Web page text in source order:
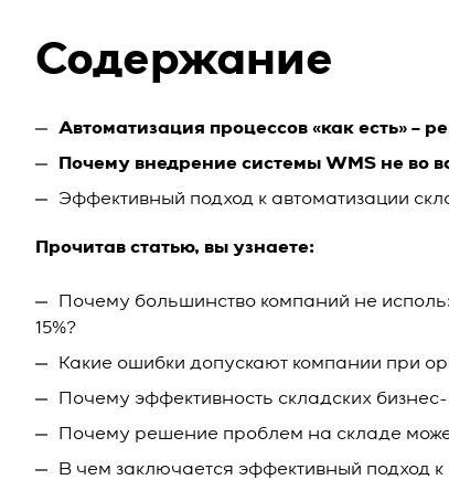
Содержание
Автоматизация процессов «как есть» –
Почему внедрение системы WMS не во
Эффективный подход к автоматизации
Прочитав статью, вы узнаете:
Почему большинство компаний не
15%?
Какие ошибки допускают компании при
Почему эффективность складских
Почему решение проблем на складе
В чем заключается эффективный подход